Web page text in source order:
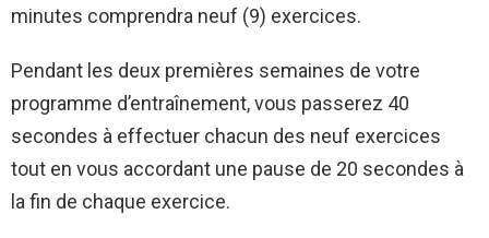
minutes comprendra neuf (9) exercices.
Pendant les deux premières semaines de votre
programme d’entraînement, vous passerez 40
secondes à effectuer chacun des neuf exercices
tout en vous accordant une pause de 20 secondes à
la fin de chaque exercice.